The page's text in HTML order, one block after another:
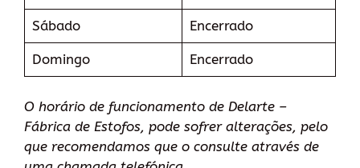
Sábado Encerrado
Domingo Encerrado
O horário de funcionamento de Delarte –
Fábrica de Estofos, pode sofrer alterações, pelo
que recomendamos que o consulte através de